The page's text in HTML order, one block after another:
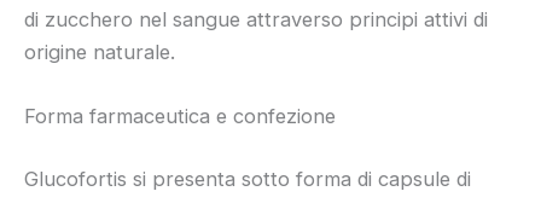
di zucchero nel sangue attraverso principi attivi di
origine naturale.
Forma farmaceutica e confezione
Glucofortis si presenta sotto forma di capsule di